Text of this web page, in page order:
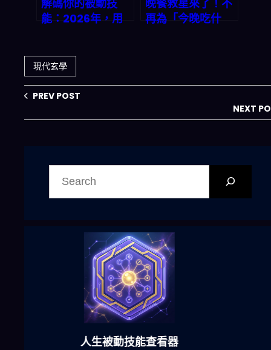
解碼你的被動技
能：2026年，用
晚餐救星來了！不
再為「今晚吃什
現代玄學
PREV POST
NEXT
六合彩發達神器